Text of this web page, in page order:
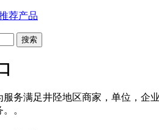
荐产品
搜索
服务满足井陉地区商家，单位，企
。